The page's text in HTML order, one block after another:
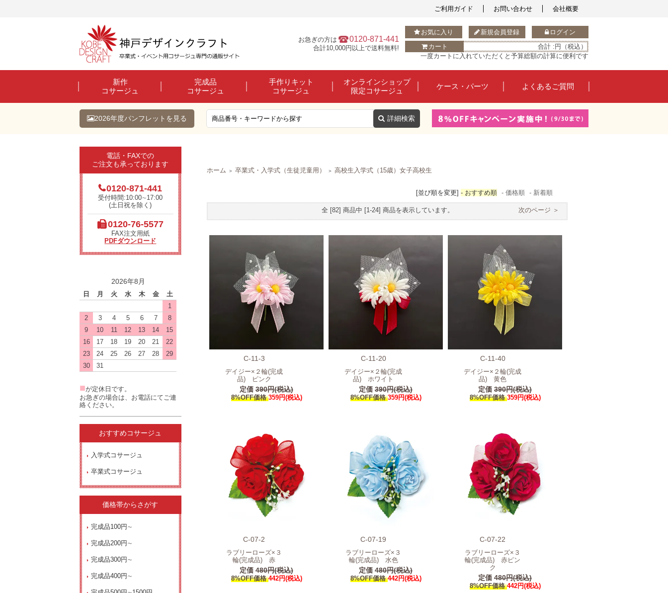
ご利用ガイド お問い合わせ 会社概要
お急ぎの方は 0120-871-441
合計10,000円以上で送料無料!
お気に入り 新規会員登録
ログイン
カート
合計 : 円（税込）
一度カートに入れていただくと予算総額の計算に便利です
新作
コサージュ
完成品
コサージュ
手作りキット
コサージュ
オンラインショップ
限定コサージュ
ケース・パーツ よくあるご質問
2026年度パンフレットを見る
ホーム ＞ 卒業式・入学式（生徒児童用） ＞ 高校生入学式（15歳）女子高校生
[並び順を変更] - おすすめ順 - 価格順 - 新着順
全 [82] 商品中 [1-24] 商品を表示しています。 次のページ ＞
C-11-3
デイジー×２輪(完成
品) ピンク
定価 390円(税込)
8%OFF価格359円(税込)
C-11-20
デイジー×２輪(完成
品) ホワイト
定価 390円(税込)
8%OFF価格359円(税込)
C-11-40
デイジー×２輪(完成
品) 黄色
定価 390円(税込)
8%OFF価格359円(税込)
C-07-2
ラブリーローズ×３
輪(完成品) 赤
定価 480円(税込)
8%OFF価格442円(税込)
C-07-19
ラブリーローズ×３
輪(完成品) 水色
定価 480円(税込)
8%OFF価格442円(税込)
C-07-22
ラブリーローズ×３
輪(完成品) 赤ピン
ク
定価 480円(税込)
8%OFF価格442円(税込)
電話・FAXでの
ご注文も承っております
0120-871-441
受付時間:10:00∼17:00
(土日祝を除く)
0120-76-5577
FAX注文用紙
PDFダウンロード
2026年8月
日 月 火 水 木 金
土
1
2
3 4 5 6 7
8
9
10 11 12 13 14
15
16
17 18 19 20 21
22
23
24 25 26 27 28
29
30
31
■が定休日です。
お急ぎの場合は、お電話にてご連
絡ください。
おすすめコサージュ
入学式コサージュ
卒業式コサージュ
価格帯からさがす
完成品100円∼
完成品200円∼
完成品300円∼
完成品400円∼